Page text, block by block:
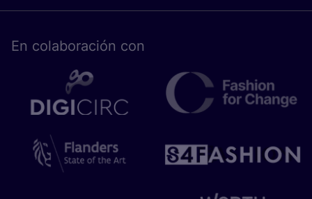
En cola­bo­ra­ción con